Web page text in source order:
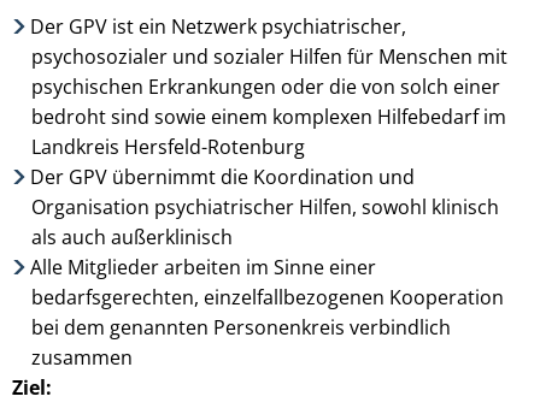
© Studio Romantic - stock.adobe.com
Der GPV ist ein Netzwerk psychiatrischer,
psychosozialer und sozialer Hilfen für Menschen mit
psychischen Erkrankungen oder die von solch einer
bedroht sind sowie einem komplexen Hilfebedarf im
Landkreis Hersfeld-Rotenburg
Der GPV übernimmt die Koordination und
Organisation psychiatrischer Hilfen, sowohl klinisch
als auch außerklinisch
Alle Mitglieder arbeiten im Sinne einer
bedarfsgerechten, einzelfallbezogenen Kooperation
bei dem genannten Personenkreis verbindlich
zusammen
Ziel: